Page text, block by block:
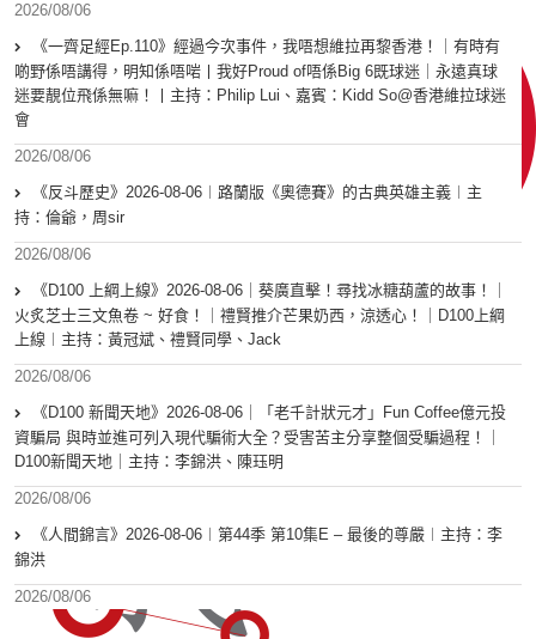
2026/08/06
《一齊足經Ep.110》經過今次事件，我唔想維拉再黎香港！｜有時有
啲野係唔講得，明知係唔啱丨我好Proud of唔係Big 6既球迷｜永遠真球
迷要靚位飛係無嘛！丨主持：Philip Lui、嘉賓：Kidd So@香港維拉球迷
會
2026/08/06
《反斗歷史》2026-08-06︱路蘭版《奧德賽》的古典英雄主義︱主
持：倫爺，周sir
2026/08/06
《D100 上綱上線》2026-08-06｜葵廣直擊！尋找冰糖葫蘆的故事！｜
火炙芝士三文魚卷 ~ 好食！｜禮賢推介芒果奶西，涼透心！｜D100上綱
上線︱主持：黃冠斌、禮賢同學、Jack
2026/08/06
《D100 新聞天地》2026-08-06｜「老千計狀元才」Fun Coffee億元投
資騙局 與時並進可列入現代騙術大全？受害苦主分享整個受騙過程！｜
D100新聞天地｜主持：李錦洪、陳珏明
2026/08/06
《人間錦言》2026-08-06︱第44季 第10集E – 最後的尊嚴︱主持：李
錦洪
2026/08/06